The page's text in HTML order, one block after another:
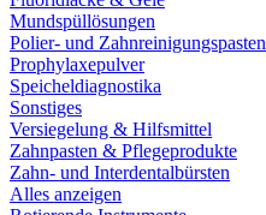
Mundspüllösungen
Polier- und Zahnreinigungspasten
Prophylaxepulver
Speicheldiagnostika
Sonstiges
Versiegelung & Hilfsmittel
Zahnpasten & Pflegeprodukte
Zahn- und Interdentalbürsten
Alles anzeigen